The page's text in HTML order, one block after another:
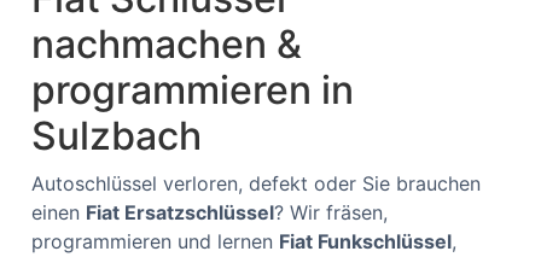
nachmachen &
programmieren in
Sulzbach
Autoschlüssel verloren, defekt oder Sie brauchen
einen Fiat Ersatzschlüssel? Wir fräsen,
programmieren und lernen Fiat Funkschlüssel,